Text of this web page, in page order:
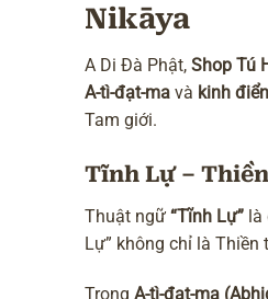
Nikāya
A Di Đà Phật, Shop Tú
A-tì-đạt-ma và kinh
Tam giới.
Tĩnh Lự –
Thuật ngữ “Tĩnh Lự” là
Lự” không chỉ là Thiền
Trong A-tì-đạt-ma